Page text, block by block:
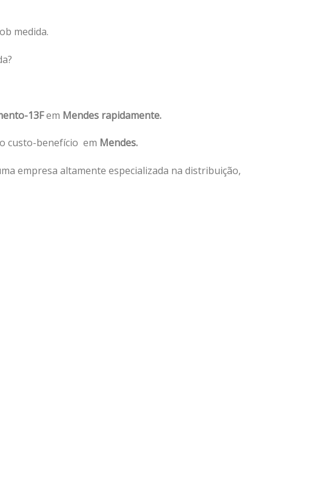
medida.
13Fem Mendes rapidamente.
custo-benefício em Mendes.
empresa altamente especializada na distribuição,